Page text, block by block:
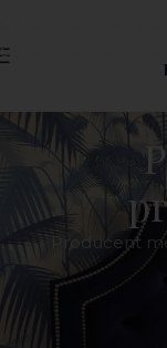
Skip to main
Producent